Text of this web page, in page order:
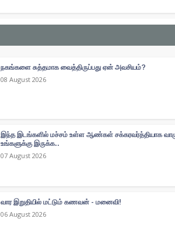
நகங்களை சுத்தமாக வைத்திருப்பது ஏன் அவசியம்?
08 August 2026
இந்த இடங்களில் மச்சம் உள்ள ஆண்கள் சக்கரவர்த்தியாக
உங்களுக்கு இருக்க..
07 August 2026
வார இறுதியில் மட்டும் கணவன் - மனைவி!
06 August 2026